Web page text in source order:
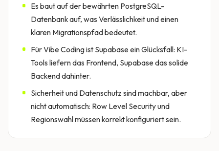
Es baut auf der bewährten PostgreSQL-
Datenbank auf, was Verlässlichkeit und einen
klaren Migrationspfad bedeutet.
Für Vibe Coding ist Supabase ein Glücksfall: KI-
Tools liefern das Frontend, Supabase das solide
Backend dahinter.
Sicherheit und Datenschutz sind machbar, aber
nicht automatisch: Row Level Security und
Regionswahl müssen korrekt konfiguriert sein.